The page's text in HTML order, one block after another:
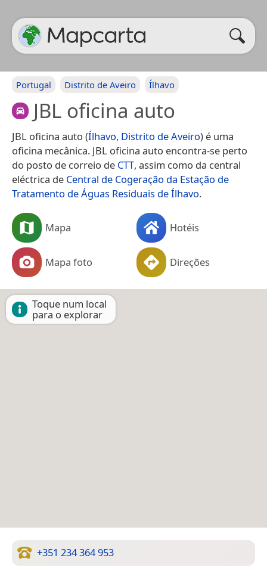
Portugal Distrito de Aveiro Ílhavo
JBL oficina auto
JBL oficina auto (Ílhavo, Distrito de Aveiro) é uma
oficina mecânica. JBL oficina auto encontra-se perto
do posto de correio de CTT, assim como da central
eléctrica de Central de Cogeração da Estação de
Tratamento de Águas Residuais de Ílhavo.
Mapa Hotéis
Mapa foto Direções
Toque num local
para o explorar
+351 234 364 953